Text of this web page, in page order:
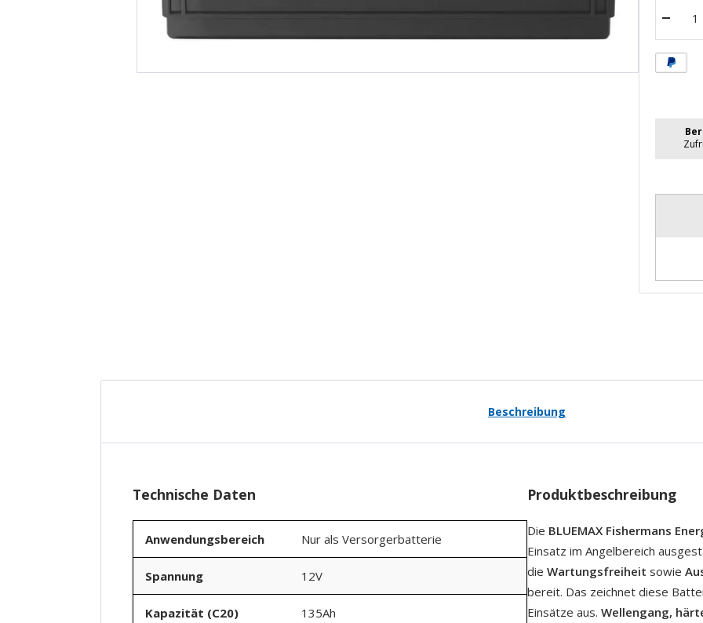
Menge
Beschreibung
Technische Daten
Anwendungsbereich Nur als Versorgerbatterie
Spannung 12V
Kapazität (C20) 135Ah
Produktbeschreibung
Die BLUEMAX Fishermans
Einsatz im Angelbereich
die Wartungsfreiheit sowie
bereit. Das zeichnet diese
Einsätze aus. Wellengang,